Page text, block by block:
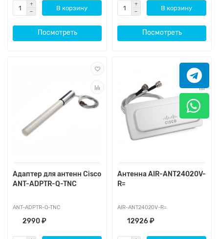
В корзину
Посмотреть
В корзину
Посмотреть
Адаптер для антенн Cisco
ANT-ADPTR-Q-TNC
ANT-ADPTR-Q-TNC
2990 ₽
Антенна AIR-ANT24020V-
R=
AIR-ANT24020V-R=
12926 ₽